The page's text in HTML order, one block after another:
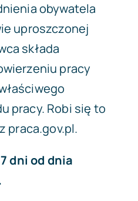
obywatela
uproszczonej
składa
pracy
pracy. Robi się to
praca.gov.pl.
dni od dnia